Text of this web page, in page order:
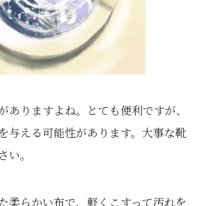
ありますよね。とても便利ですが、
与える可能性があります。大事な靴
。
柔らかい布で、軽くこすって汚れを